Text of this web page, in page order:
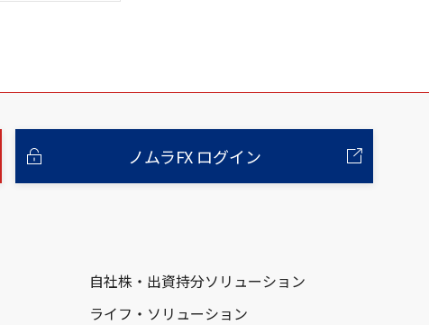
ノムラFX ログイン
自社株・出資持分ソリューション
ライフ・ソリューション